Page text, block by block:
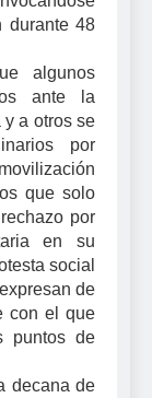
durante 48
algunos
ante la
a otros se
por
que solo
por
en su
social
de
con el que
puntos de
decana de